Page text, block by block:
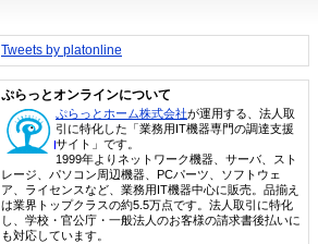
Tweets by platonline
ぷらっとオンラインについて
ぷらっとホーム株式会社が運用する、法人取
引に特化した「業務用IT機器専門の調達支援
サイト」です。
1999年よりネットワーク機器、サーバ、スト
レージ、パソコン周辺機器、PCパーツ、ソフトウェ
ア、ライセンスなど、業務用IT機器中心に販売。品揃え
は業界トップクラスの約5.5万点です。法人取引に特化
し、学校・官公庁・一般法人のお客様の請求書後払いに
も対応しています。